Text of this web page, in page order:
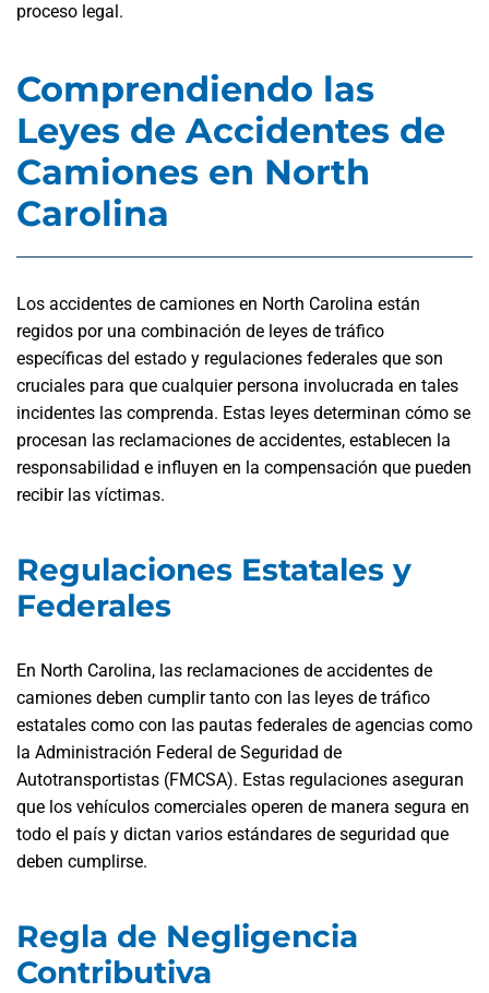
proceso legal.
Comprendiendo las
Leyes de Accidentes de
Camiones en North
Carolina
Los accidentes de camiones en North Carolina están
regidos por una combinación de leyes de tráfico
específicas del estado y regulaciones federales que son
cruciales para que cualquier persona involucrada en tales
incidentes las comprenda. Estas leyes determinan cómo se
procesan las reclamaciones de accidentes, establecen la
responsabilidad e influyen en la compensación que pueden
recibir las víctimas.
Regulaciones Estatales y
Federales
En North Carolina, las reclamaciones de accidentes de
camiones deben cumplir tanto con las leyes de tráfico
estatales como con las pautas federales de agencias como
la Administración Federal de Seguridad de
Autotransportistas (FMCSA). Estas regulaciones aseguran
que los vehículos comerciales operen de manera segura en
todo el país y dictan varios estándares de seguridad que
deben cumplirse.
Regla de Negligencia
Contributiva